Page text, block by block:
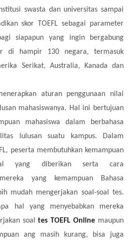
swasta dan universitas sampai
skor TOEFL sebagai parameter
siapapun yang ingin bergabung
di hampir 130 negara, termasuk
Serikat, Australia, Kanada dan
aturan penggunaan nilai
mahasiswanya. Hal ini bertujuan
mahasiswa dalam berbahasa
lulusan suatu kampus. Dalam
peserta membutuhkan kemampuan
yang diberikan serta cara
yang kemampuan Bahasa
mudah mengerjakan soal-soal tes.
hal yang menyebabkan mereka
soaltes TOEFL Online maupun
ang masih kurang, bisa juga